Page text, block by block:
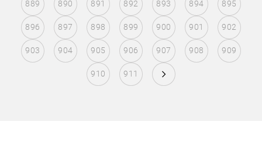
889 890 891 892 893 894 895
896 897 898 899 900 901 902
903 904 905 906 907 908 909
910 911